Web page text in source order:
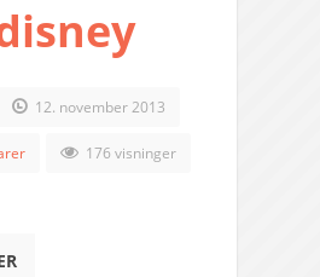
12. november 2013
176 visninger